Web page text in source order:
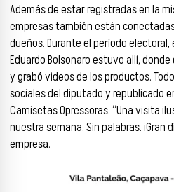
Además de estar registradas en la
empresas también están
dueños. Durante el período electoral,
Eduardo Bolsonaro estuvo allí,
y grabó videos de los productos.
sociales del diputado y republicado
Camisetas Opressoras. “Una visita
nuestra semana. Sin palabras. ¡Gran
empresa.